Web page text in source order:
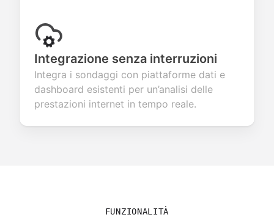
Integrazione senza interruzioni
Integra i sondaggi con piattaforme dati e
dashboard esistenti per un’analisi delle
prestazioni internet in tempo reale.
FUNZIONALITÀ